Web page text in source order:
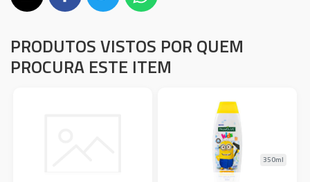
PRODUTOS VISTOS POR QUEM
PROCURA ESTE ITEM
350ml